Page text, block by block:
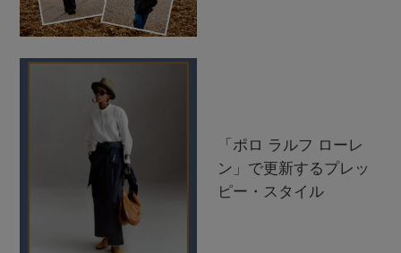
「ポロ ラルフ ローレ
ン」で更新するプレッ
ピー・スタイル